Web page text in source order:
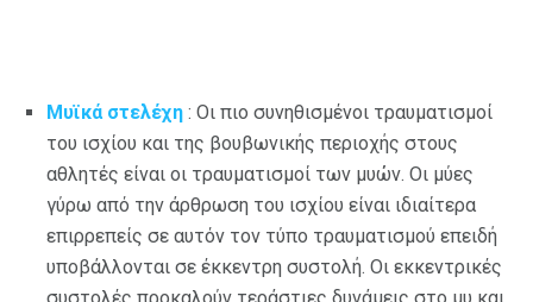
Μυϊκά στελέχη : Οι πιο συνηθισμένοι τραυματισμοί
του ισχίου και της βουβωνικής περιοχής στους
αθλητές είναι οι τραυματισμοί των μυών. Οι μύες
γύρω από την άρθρωση του ισχίου είναι ιδιαίτερα
επιρρεπείς σε αυτόν τον τύπο τραυματισμού επειδή
υποβάλλονται σε έκκεντρη συστολή. Οι εκκεντρικές